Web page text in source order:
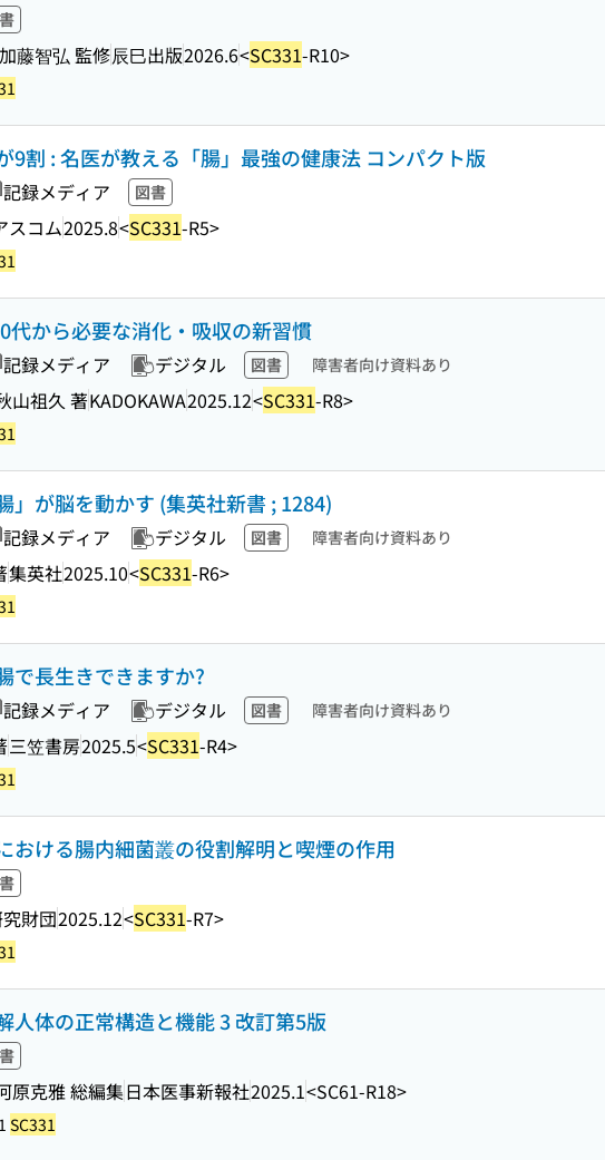
藤智弘 監修辰巳出版2026.6<SC331-R10>
9割 : 名医が教える「腸」最強の健康法 コンパクト版
記録メディア 図書
スコム2025.8<SC331-R5>
代から必要な消化・吸収の新習慣
記録メディア デジタル 図書 障害者向け資料あり
山祖久 著KADOKAWA2025.12<SC331-R8>
」が脳を動かす (集英社新書 ; 1284)
記録メディア デジタル 図書 障害者向け資料あり
集英社2025.10<SC331-R6>
で長生きできますか?
記録メディア デジタル 図書 障害者向け資料あり
三笠書房2025.5<SC331-R4>
おける腸内細菌叢の役割解明と喫煙の作用
財団2025.12<SC331-R7>
人体の正常構造と機能 3 改訂第5版
原克雅 総編集日本医事新報社2025.1<SC61-R18>
SC331